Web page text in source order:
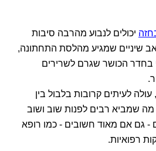
יכולים לנבוע מהרבה סיבות
שיניים שמגיע מהלסת התחתונה,
בחדר הכושר שגרם לשרירים
לעיתים קרובות בלבול בין
שמביא רבים לפנות שוב ושוב
- גם אם מאוד חשובים - כמו רופא
רפואיות.